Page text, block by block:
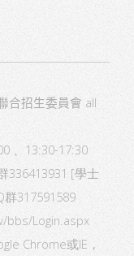
合招生委員會 all
、13:30-17:30
336413931 [學士
317591589
bbs/Login.aspx
Chrome或IE，